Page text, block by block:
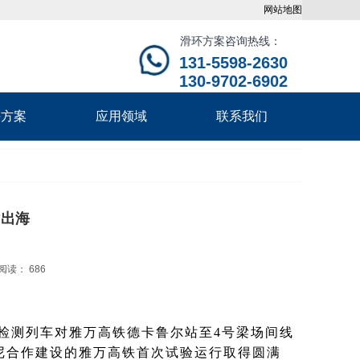
131-5598-2630
130-9702-6902
滑环方案咨询热线：
网站地图
案 应用领域 联系我们
海
读： 686
测列车对雅万高铁德卡鲁尔站至4号梁场间线
作建设的雅万高铁首次试验运行取得圆满